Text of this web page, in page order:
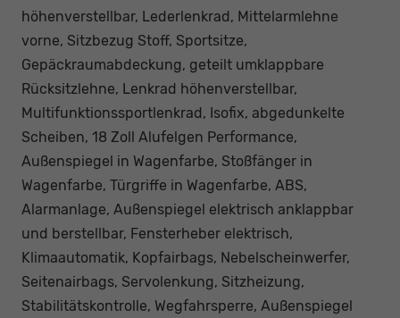
höhenverstellbar, Lederlenkrad, Mittelarmlehne
vorne, Sitzbezug Stoff, Sportsitze,
Gepäckraumabdeckung, geteilt umklappbare
Rücksitzlehne, Lenkrad höhenverstellbar,
Multifunktionssportlenkrad, Isofix, abgedunkelte
Scheiben, 18 Zoll Alufelgen Performance,
Außenspiegel in Wagenfarbe, Stoßfänger in
Wagenfarbe, Türgriffe in Wagenfarbe, ABS,
Alarmanlage, Außenspiegel elektrisch anklappbar
und berstellbar, Fensterheber elektrisch,
Klimaautomatik, Kopfairbags, Nebelscheinwerfer,
Seitenairbags, Servolenkung, Sitzheizung,
Stabilitätskontrolle, Wegfahrsperre, Außenspiegel